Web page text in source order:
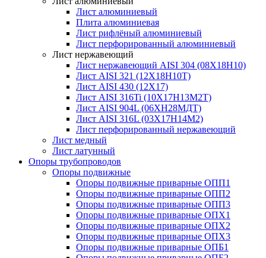
Лист алюминиевый
Плита алюминиевая
Лист рифлёный алюминиевый
Лист перфорированный алюминиевый
Лист нержавеющий
Лист нержавеющий AISI 304 (08Х18Н10)
Лист AISI 321 (12Х18Н10Т)
Лист AISI 430 (12Х17)
Лист AISI 316Ti (10Х17Н13М2Т)
Лист AISI 904L (06ХН28МДТ)
Лист AISI 316L (03Х17Н14М2)
Лист перфорированный нержавеющий
Лист медный
Лист латунный
Опоры трубопроводов
Опоры подвижные
Опоры подвижные приварные ОПП1
Опоры подвижные приварные ОПП2
Опоры подвижные приварные ОПП3
Опоры подвижные приварные ОПХ1
Опоры подвижные приварные ОПХ2
Опоры подвижные приварные ОПХ3
Опоры подвижные приварные ОПБ1